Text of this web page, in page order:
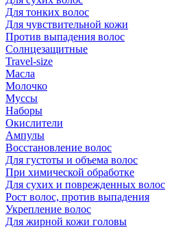
Для тонких волос
Для чувствительной кожи
Против выпадения волос
Солнцезащитные
Travel-size
Масла
Молочко
Муссы
Наборы
Окислители
Ампулы
Восстановление волос
Для густоты и объема волос
При химической обработке
Для сухих и поврежденных волос
Рост волос, против выпадения
Укрепление волос
Для жирной кожи головы